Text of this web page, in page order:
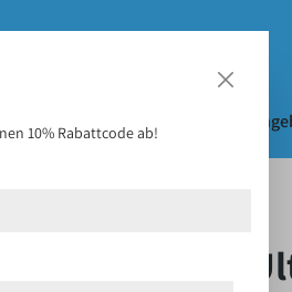
Im
Discraft 175g
10% Rabattcode ab!